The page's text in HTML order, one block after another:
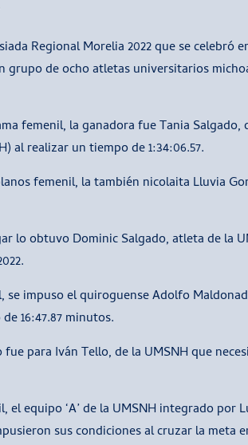
Regional Morelia 2022 que se celebró
grupo de ocho atletas universitarios
femenil, la ganadora fue Tania Salgado,
al realizar un tiempo de 1:34:06.57.
femenil, la también nicolaita Lluvia
lo obtuvo Dominic Salgado, atleta de la
impuso el quiroguense Adolfo
16:47.87 minutos.
para Iván Tello, de la UMSNH que
equipo ‘A’ de la UMSNH integrado por
sus condiciones al cruzar la meta